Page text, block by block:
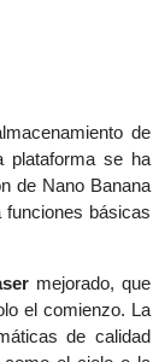
de
plataforma se ha
de Nano Banana
funciones básicas
mejorado, que
el comienzo. La
de calidad